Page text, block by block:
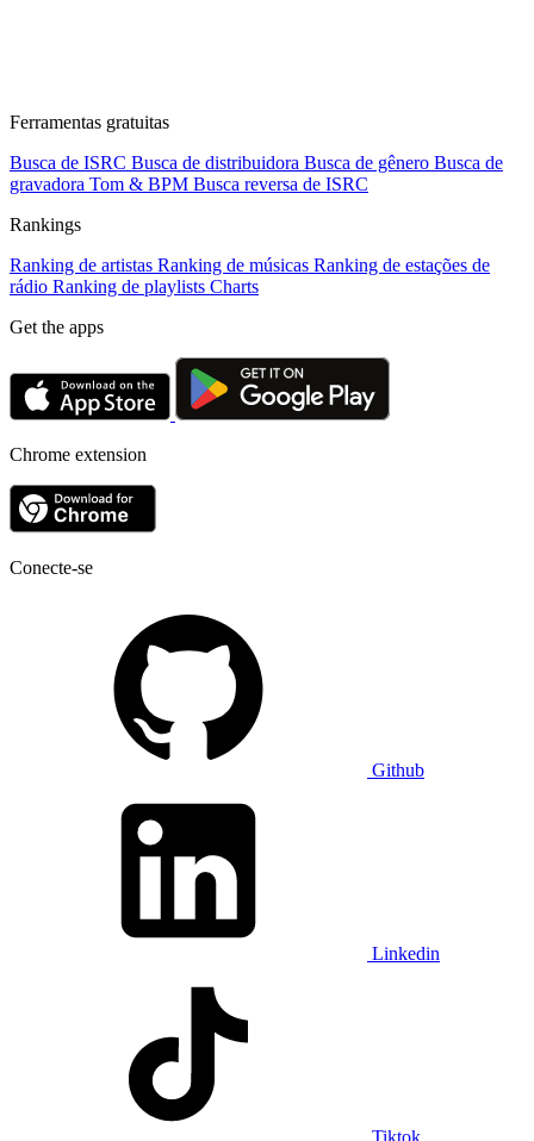
Ferramentas gratuitas
Busca de ISRC Busca de distribuidora Busca de gênero Busca de
gravadora Tom & BPM Busca reversa de ISRC
Rankings
Ranking de artistas Ranking de músicas Ranking de estações de
rádio Ranking de playlists Charts
Get the apps
Chrome extension
Conecte-se
Github
Linkedin
Tiktok